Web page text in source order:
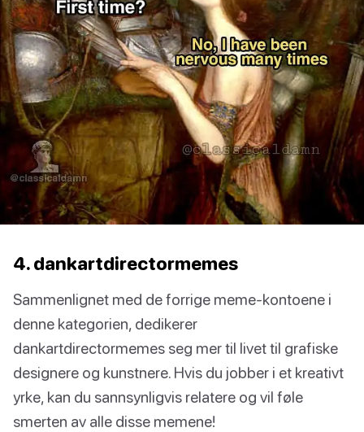
4. dankartdirectormemes
Sammenlignet med de forrige meme-kontoene i
denne kategorien, dedikerer
dankartdirectormemes seg mer til livet til grafiske
designere og kunstnere. Hvis du jobber i et kreativt
yrke, kan du sannsynligvis relatere og vil føle
smerten av alle disse memene!